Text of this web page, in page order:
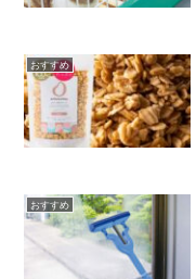
おすすめ
おすすめ